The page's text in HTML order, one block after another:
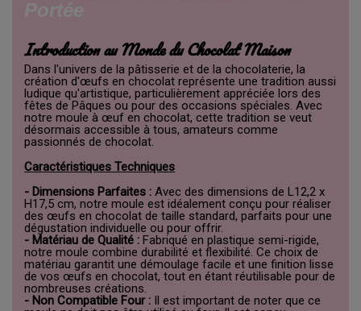
Introduction au Monde du Chocolat Maison
Dans l'univers de la pâtisserie et de la chocolaterie, la
création d'œufs en chocolat représente une tradition aussi
ludique qu'artistique, particulièrement appréciée lors des
fêtes de Pâques ou pour des occasions spéciales. Avec
notre moule à œuf en chocolat, cette tradition se veut
désormais accessible à tous, amateurs comme
passionnés de chocolat.
Caractéristiques Techniques
- Dimensions Parfaites : Avec des dimensions de L12,2 x
H17,5 cm, notre moule est idéalement conçu pour réaliser
des œufs en chocolat de taille standard, parfaits pour une
dégustation individuelle ou pour offrir.
- Matériau de Qualité : Fabriqué en plastique semi-rigide,
notre moule combine durabilité et flexibilité. Ce choix de
matériau garantit une démoulage facile et une finition lisse
de vos œufs en chocolat, tout en étant réutilisable pour de
nombreuses créations.
- Non Compatible Four : Il est important de noter que ce